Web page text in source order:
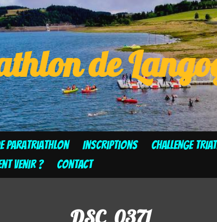
de
Paratriathlon Inscriptions CHALLENGE
venir ? Contact